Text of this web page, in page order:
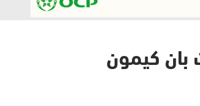
بان كيمون